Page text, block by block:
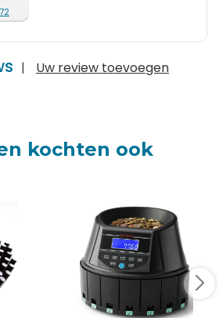
| Uw review toevoegen
kochten ook